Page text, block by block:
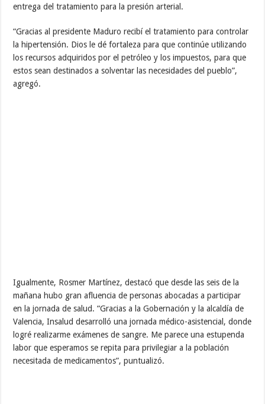
entrega del tratamiento para la presión arterial.
“Gracias al presidente Maduro recibí el tratamiento para controlar
la hipertensión. Dios le dé fortaleza para que continúe utilizando
los recursos adquiridos por el petróleo y los impuestos, para que
estos sean destinados a solventar las necesidades del pueblo”,
agregó.
Igualmente, Rosmer Martínez, destacó que desde las seis de la
mañana hubo gran afluencia de personas abocadas a participar
en la jornada de salud. “Gracias a la Gobernación y la alcaldía de
Valencia, Insalud desarrolló una jornada médico-asistencial, donde
logré realizarme exámenes de sangre. Me parece una estupenda
labor que esperamos se repita para privilegiar a la población
necesitada de medicamentos”, puntualizó.